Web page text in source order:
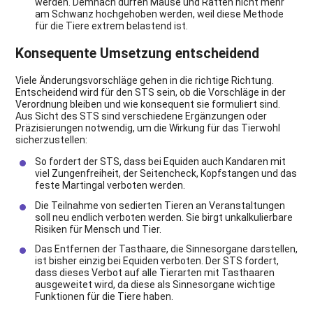
am Schwanz hochgehoben werden, weil diese Methode
für die Tiere extrem belastend ist.
Konsequente Umsetzung entscheidend
Viele Änderungsvorschläge gehen in die richtige Richtung.
Entscheidend wird für den STS sein, ob die Vorschläge in der
Verordnung bleiben und wie konsequent sie formuliert sind.
Aus Sicht des STS sind verschiedene Ergänzungen oder
Präzisierungen notwendig, um die Wirkung für das Tierwohl
sicherzustellen:
So fordert der STS, dass bei Equiden auch Kandaren mit
viel Zungenfreiheit, der Seitencheck, Kopfstangen und das
feste Martingal verboten werden.
Die Teilnahme von sedierten Tieren an Veranstaltungen
soll neu endlich verboten werden. Sie birgt unkalkulierbare
Risiken für Mensch und Tier.
Das Entfernen der Tasthaare, die Sinnesorgane darstellen,
ist bisher einzig bei Equiden verboten. Der STS fordert,
dass dieses Verbot auf alle Tierarten mit Tasthaaren
ausgeweitet wird, da diese als Sinnesorgane wichtige
Funktionen für die Tiere haben.